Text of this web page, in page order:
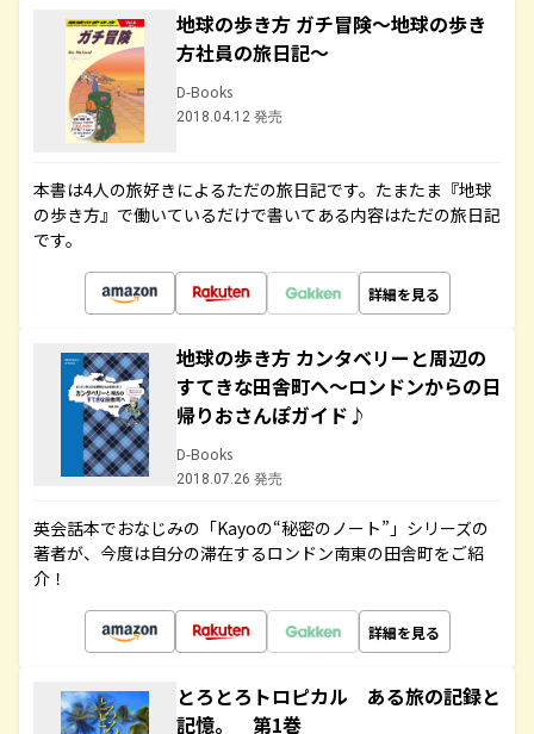
地球の歩き方 ガチ冒険～地球の歩き
方社員の旅日記～
D-Books
2018.04.12 発売
本書は4人の旅好きによるただの旅日記です。たまたま『地球
の歩き方』で働いているだけで書いてある内容はただの旅日記
です。
詳細を見る
地球の歩き方 カンタベリーと周辺の
すてきな田舎町へ～ロンドンからの日
帰りおさんぽガイド♪
D-Books
2018.07.26 発売
英会話本でおなじみの「Kayoの“秘密のノート”」シリーズの
著者が、今度は自分の滞在するロンドン南東の田舎町をご紹
介！
詳細を見る
とろとろトロピカル ある旅の記録と
記憶。 第1巻